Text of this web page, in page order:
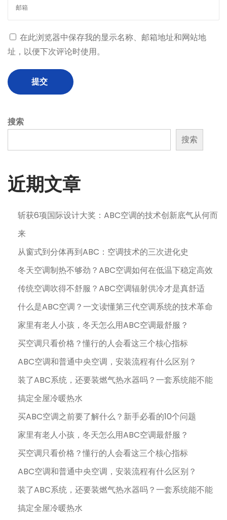
在此浏览器中保存我的显示名称、邮箱地址和网站地
址，以便下次评论时使用。
搜索
搜索
近期文章
斩获6项国际设计大奖：ABC空调的技术创新底气从何而
来
从窗式到分体再到ABC：空调技术的三次进化史
冬天空调制热不够劲？ABC空调如何在低温下稳定高效
传统空调吹得不舒服？ABC空调辐射供冷才是真舒适
什么是ABC空调？一文读懂第三代空调系统的技术革命
家里有老人小孩，冬天怎么用ABC空调最舒服？
买空调只看价格？懂行的人会看这三个核心指标
ABC空调和普通中央空调，安装流程有什么区别？
装了ABC系统，还要装燃气热水器吗？一套系统能不能
搞定全屋冷暖热水
买ABC空调之前要了解什么？新手必看的10个问题
家里有老人小孩，冬天怎么用ABC空调最舒服？
买空调只看价格？懂行的人会看这三个核心指标
ABC空调和普通中央空调，安装流程有什么区别？
装了ABC系统，还要装燃气热水器吗？一套系统能不能
搞定全屋冷暖热水